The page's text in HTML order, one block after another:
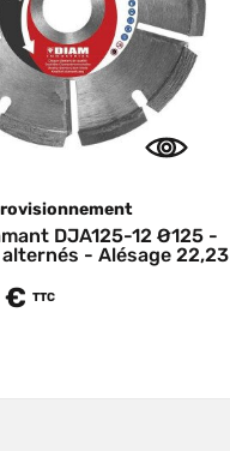
DJA125-12 Ø125 -
- Alésage 22,23
€ TTC